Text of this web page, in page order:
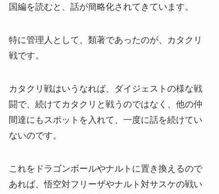
国編を読むと、話が簡略化されてきています。
特に管理人として、類著であったのが、カタクリ
戦です。
カタクリ戦はいうなれば、ダイジェストの様な戦
闘で、続けてカタクリと戦うのではなく、他の仲
間達にもスポットを入れて、一度に話を続けてい
ないのです。
これをドラゴンボールやナルトに置き換えるので
あれば、悟空対フリーザやナルト対サスケの戦い